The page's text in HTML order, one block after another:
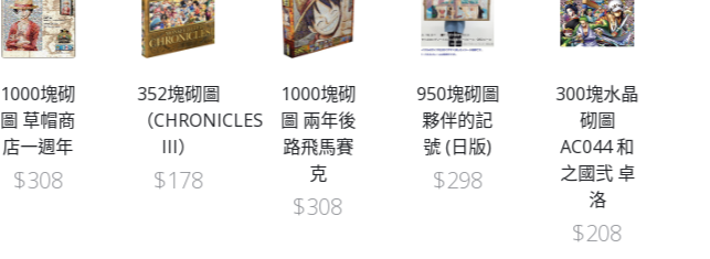
1000塊砌
圖 草帽商
店一週年
$308
352塊砌圖
（CHRONICLES
III）
$178
1000塊砌
圖 兩年後
路飛馬賽
克
$308
950塊砌圖
夥伴的記
號 (日版)
$298
300塊水晶
砌圖
AC044 和
之國弐 卓
洛
$208